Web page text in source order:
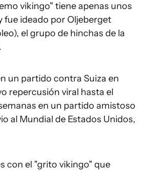
vikingo" tiene apenas unos
fue ideado por Oljeberget
el grupo de hinchas de la
un partido contra Suiza en
repercusión viral hasta el
en un partido amistoso
al Mundial de Estados Unidos,
con el "grito vikingo" que